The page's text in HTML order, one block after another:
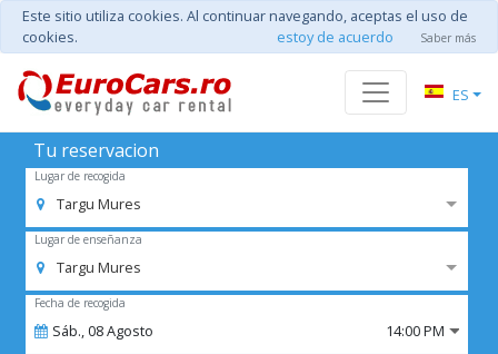
Este sitio utiliza cookies. Al continuar navegando, aceptas el uso de
cookies.
estoy de acuerdo Saber más
ES
Tu reservacion
Lugar de recogida
Targu Mures
Lugar de enseñanza
Targu Mures
Fecha de recogida
Sáb.,08Agosto 14:00 PM